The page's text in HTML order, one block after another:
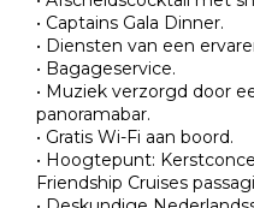
• Captains Gala Dinner.
• Diensten van een
• Bagageservice.
• Muziek verzorgd door
panoramabar.
• Gratis Wi-Fi aan boord.
• Hoogtepunt:
Friendship Cruises